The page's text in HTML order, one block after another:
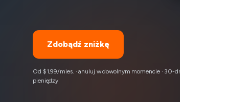
Zdobądź zniżkę
Od $1,99/mies. · anuluj w dowolnym momencie · 30-dniowa gwarancja
pieniędzy